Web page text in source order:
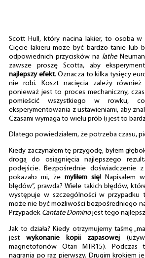
Scott Hull, który nacina lakier, to osoba w
Cięcie lakieru może być bardzo tanie lub
odpowiednich przycisków na lathe
zawsze proszę Scotta, aby
najlepszy efekt. Oznacza to kilka tysięcy
nie robi. Koszt nacięcia zależy również
ponieważ jest to proces mechaniczny,
pomieścić wszystkiego w rowku,
eksperymentowania z ustawieniami, aby
Czasami wymaga to wielu prób (i jest to
Dlatego powiedziałem, że potrzeba czasu,
Kiedy zaczynałem tę przygodę, byłem
drogą do osiągnięcia najlepszego
podejście. Bezpośrednie doświadczenie z
pokazało mi, że myliłem się! Napisałem
błędów”, prawda? Wiele takich błędów,
występuje w szczególności w przypadku
może nie być możliwości bezpośredniego
Przypadek Cantate Dominojest tego
Jak to działa? Kiedy otrzymujemy taśmę
jestwykonanie kopii zapasowej
magnetofonów Otari MTR15). Podczas
nagrania po raz pierwszy. Drugim krokiem